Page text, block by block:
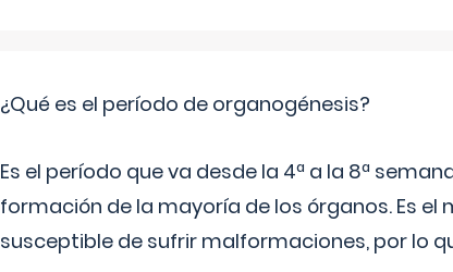
¿Qué es el período de organogénesis?
Es el período que va desde la 4ª a la 8ª
formación de la mayoría de los órganos. Es
susceptible de sufrir malformaciones, por lo